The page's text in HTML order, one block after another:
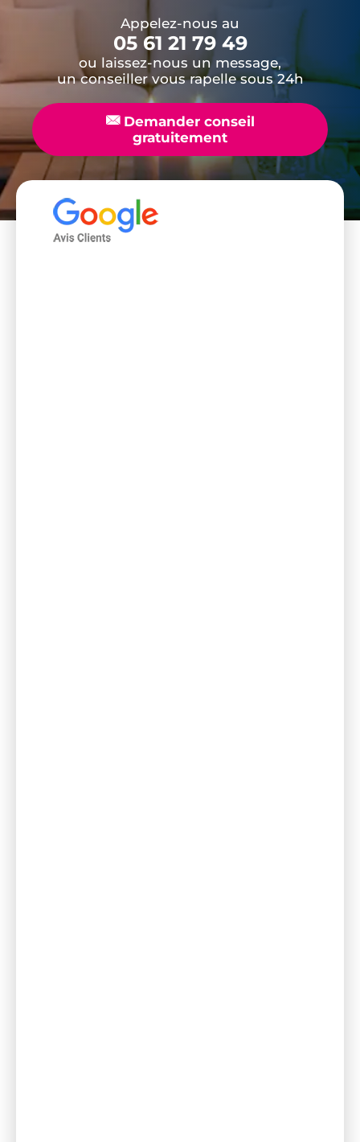
Appelez-nous au
05 61 21 79 49
ou laissez-nous un message,
un conseiller vous rapelle sous 24h
📧Demander conseil
gratuitement